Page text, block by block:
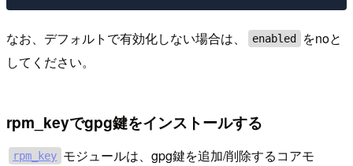
なお、デフォルトで有効化しない場合は、 enabled
をnoと
してください。
rpm_keyでgpg鍵をインストールする
rpm_key モジュールは、gpg鍵を追加/削除するコアモ